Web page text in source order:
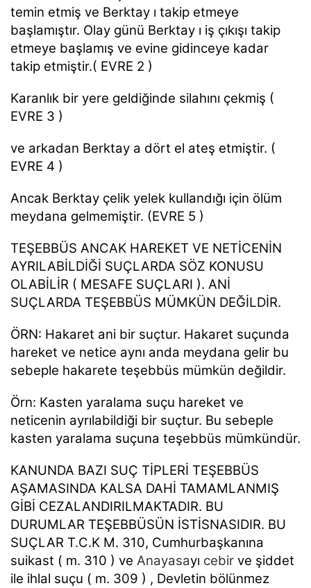
temin etmiş ve Berktay ı takip etmeye
başlamıştır. Olay günü Berktay ı iş çıkışı takip
etmeye başlamış ve evine gidinceye kadar
takip etmiştir.( EVRE 2 )
Karanlık bir yere geldiğinde silahını çekmiş (
EVRE 3 )
ve arkadan Berktay a dört el ateş etmiştir. (
EVRE 4 )
Ancak Berktay çelik yelek kullandığı için ölüm
meydana gelmemiştir. (EVRE 5 )
TEŞEBBÜS ANCAK HAREKET VE NETİCENİN
AYRILABİLDİĞİ SUÇLARDA SÖZ KONUSU
OLABİLİR ( MESAFE SUÇLARI ). ANİ
SUÇLARDA TEŞEBBÜS MÜMKÜN DEĞİLDİR.
ÖRN: Hakaret ani bir suçtur. Hakaret suçunda
hareket ve netice aynı anda meydana gelir bu
sebeple hakarete teşebbüs mümkün değildir.
Örn: Kasten yaralama suçu hareket ve
neticenin ayrılabildiği bir suçtur. Bu sebeple
kasten yaralama suçuna teşebbüs mümkündür.
KANUNDA BAZI SUÇ TİPLERİ TEŞEBBÜS
AŞAMASINDA KALSA DAHİ TAMAMLANMIŞ
GİBİ CEZALANDIRILMAKTADIR. BU
DURUMLAR TEŞEBBÜSÜN İSTİSNASIDIR. BU
SUÇLAR T.C.K M. 310, Cumhurbaşkanına
suikast ( m. 310 ) ve Anayasayı cebir ve şiddet
ile ihlal suçu ( m. 309 ) , Devletin bölünmez